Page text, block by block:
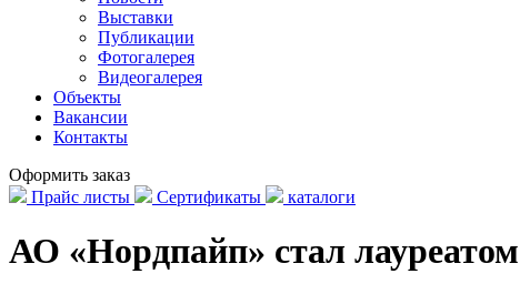
Выставки
Публикации
Фотогалерея
Видеогалерея
Объекты
Вакансии
Контакты
Оформить заказ
Прайс листы
Сертификаты каталоги
АО «Нордпайп» стал